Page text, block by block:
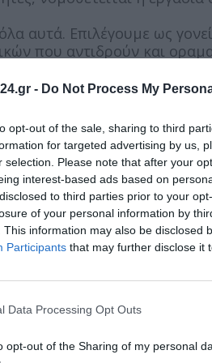
- Do Not Process My
opt-out of the sale, sharing to third
for targeted advertising by us,
selection. Please note that after your
interest-based ads based on
to third parties prior to your
of your personal information by
This information may also be disclosed
Participants that may further disclose it
Data Processing Opt Outs
opt-out of the Sharing of my personal
αυτά. Επιλέγουμε ως
που αντιδρούν και
με το δυσβάσταχτο
για τους μαθητές που
για τις εξωσχολικές
από γονείς που τα
δυσκολίες είναι
και εργαζόμενοι.Νιώθουμε
μας. Συζητάμε με
αυξήσεις στους
στις τιμές της
και pass η κατάσταση